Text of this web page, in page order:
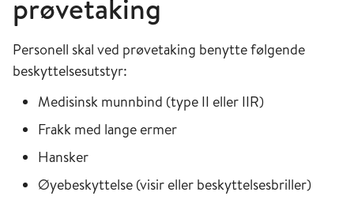
prøvetaking
Personell skal ved prøvetaking benytte følgende
beskyttelsesutstyr:
Medisinsk munnbind (type II eller IIR)
Frakk med lange ermer
Hansker
Øyebeskyttelse (visir eller beskyttelsesbriller)